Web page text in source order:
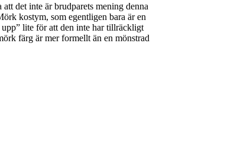
det inte är brudparets mening denna
kostym, som egentligen bara är en
lite för att den inte har tillräckligt
färg är mer formellt än en mönstrad